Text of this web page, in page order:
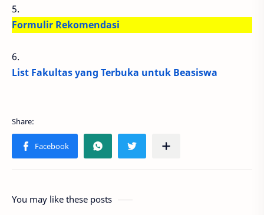
5.
Formulir Rekomendasi
6.
List Fakultas yang Terbuka untuk Beasiswa
You may like these posts